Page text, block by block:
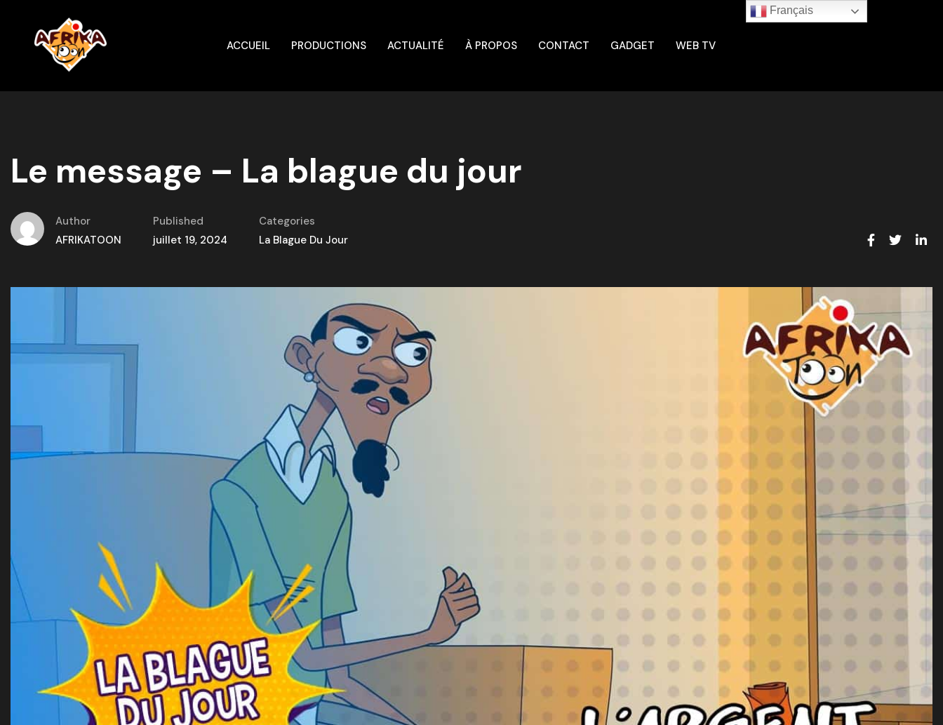
ACCUEIL PRODUCTIONS ACTUALITÉ À PROPOS CONTACT GADGET WEB TV
Le message – La blague du jour
Author
AFRIKATOON
Published
juillet 19, 2024
Categories
La Blague Du Jour
Français